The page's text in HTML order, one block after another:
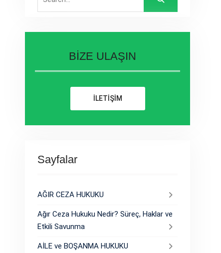
for:
BİZE ULAŞIN
İLETİŞİM
Sayfalar
AĞIR CEZA HUKUKU
Ağır Ceza Hukuku Nedir? Süreç, Haklar ve
Etkili Savunma
AİLE ve BOŞANMA HUKUKU